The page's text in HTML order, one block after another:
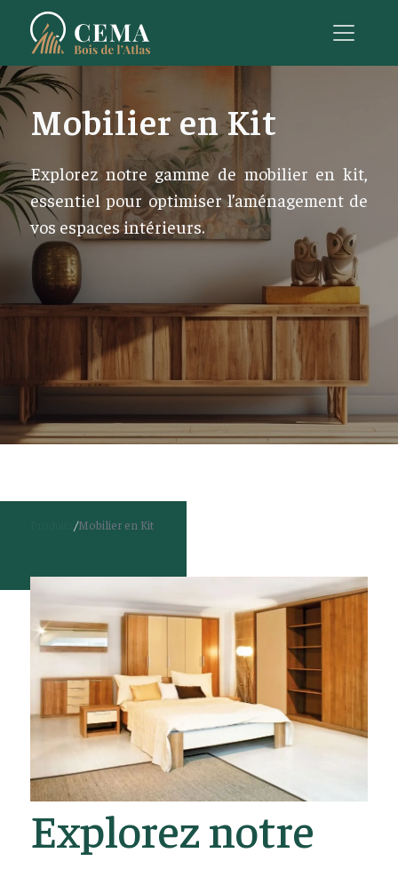
Mobilier en Kit
Explorez notre gamme de mobilier en kit,
essentiel pour optimiser l’aménagement de
vos espaces intérieurs.
/Mobilier en Kit
Explorez notre